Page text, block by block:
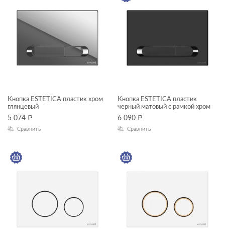
Кнопка ESTETICA пластик хром
глянцевый
5 074 ₽
Сравнить
Кнопка ESTETICA пластик
черный матовый с рамкой хром
6 090 ₽
Сравнить